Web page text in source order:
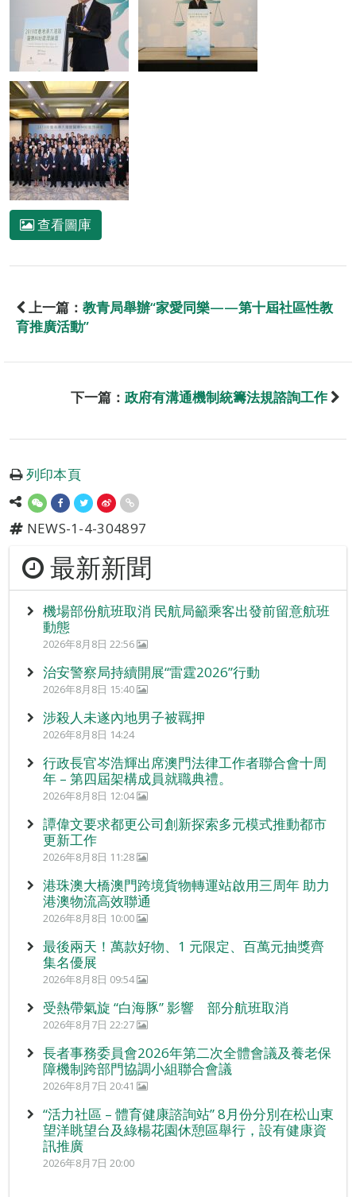
查看圖庫
上一篇： 教青局舉辦“家愛同樂——第十屆社區性教
育推廣活動”
下一篇： 政府有溝通機制統籌法規諮詢工作
列印本頁
NEWS-1-4-304897
最新新聞
機場部份航班取消 民航局籲乘客出發前留意航班
動態
2026年8月8日 22:56
治安警察局持續開展“雷霆2026”行動
2026年8月8日 15:40
涉殺人未遂內地男子被羈押
2026年8月8日 14:24
行政長官岑浩輝出席澳門法律工作者聯合會十周
年 – 第四屆架構成員就職典禮。
2026年8月8日 12:04
譚偉文要求都更公司創新探索多元模式推動都市
更新工作
2026年8月8日 11:28
港珠澳大橋澳門跨境貨物轉運站啟用三周年 助力
港澳物流高效聯通
2026年8月8日 10:00
最後兩天！萬款好物、1 元限定、百萬元抽獎齊
集名優展
2026年8月8日 09:54
受熱帶氣旋 “白海豚” 影響 部分航班取消
2026年8月7日 22:27
長者事務委員會2026年第二次全體會議及養老保
障機制跨部門協調小組聯合會議
2026年8月7日 20:41
“活力社區 – 體育健康諮詢站” 8月份分別在松山東
望洋眺望台及綠楊花園休憩區舉行，設有健康資
訊推廣
2026年8月7日 20:00